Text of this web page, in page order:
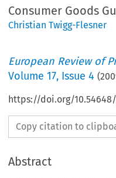
Consumer Goods
Christian Twigg-Flesner
European Review of
Volume17, Issue 4 (
https://doi.org/
Copy citation to
Abstract